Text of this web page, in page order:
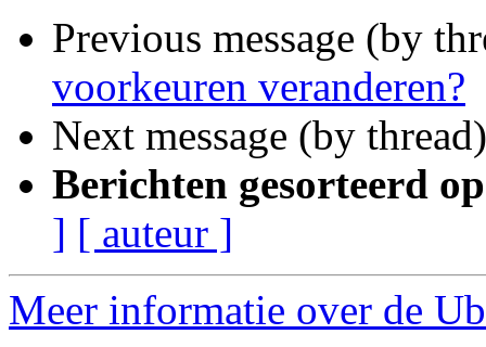
Previous message (by
voorkeuren veranderen?
Next message (by
Berichten gesorteerd
] [ auteur ]
Meer informatie over de